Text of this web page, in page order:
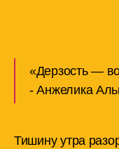
«Дерзость —
- Анжелика
Тишину утра